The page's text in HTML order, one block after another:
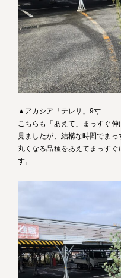
▲アカシア「テレサ」9寸
こちらも「あえて」まっすぐ
見ましたが、結構な時間でまっ
丸くなる品種をあえてまっす
す。